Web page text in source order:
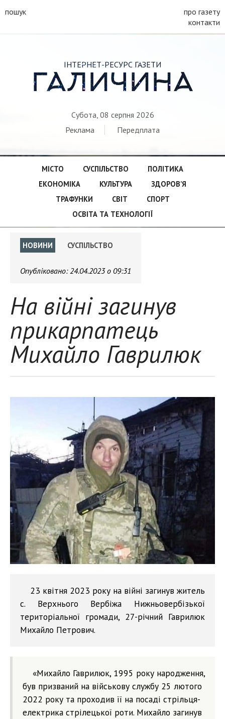
пошук
про газету
контакти
ІНТЕРНЕТ-РЕСУРС ГАЗЕТИ
ГАЛИЧИНА
Субота, 08 серпня 2026
Реклама
Передплата
МІСТО СУСПІЛЬСТВО
ПОЛІТИКА
ЕКОНОМІКА
КУЛЬТУРА
ЗДОРОВ’Я
ТРАФУНКИ
СВІТ
СПОРТ
ОСВІТА ТА ТЕХНОЛОГІЇ
НОВИНИ СУСПІЛЬСТВО
Опубліковано:24.04.2023 о 09:31
На війні загинув
прикарпатець
Михайло Гаврилюк
23 квітня 2023 року на війні загинув житель
с. Верхнього Вербіжа Нижньовербізької
територіальної громади, 27-річний Гаврилюк
Михайло Петрович.
«Михайло Гаврилюк, 1995 року народження,
був призваний на військову службу 25 лютого
2022 року та проходив її на посаді стрільця-
електрика стрілецької роти. Михайло загинув